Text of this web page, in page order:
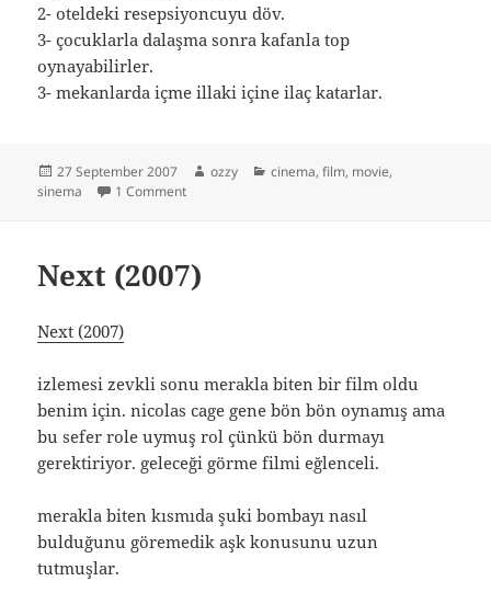
2- oteldeki resepsiyoncuyu döv.
3- çocuklarla dalaşma sonra kafanla top
oynayabilirler.
3- mekanlarda içme illaki içine ilaç katarlar.
Posted
on
27 September 2007 Author
ozzy Categories
cinema,film, movie,
sinema
1 Commenton hostel 2
Next (2007)
Next (2007)
izlemesi zevkli sonu merakla biten bir film oldu
benim için. nicolas cage gene bön bön oynamış ama
bu sefer role uymuş rol çünkü bön durmayı
gerektiriyor. geleceği görme filmi eğlenceli.
merakla biten kısmıda şuki bombayı nasıl
bulduğunu göremedik aşk konusunu uzun
tutmuşlar.